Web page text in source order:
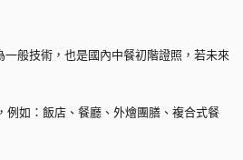
一般技術，也是國內中餐初階證照，若未來
例如：飯店、餐廳、外燴團膳、複合式餐